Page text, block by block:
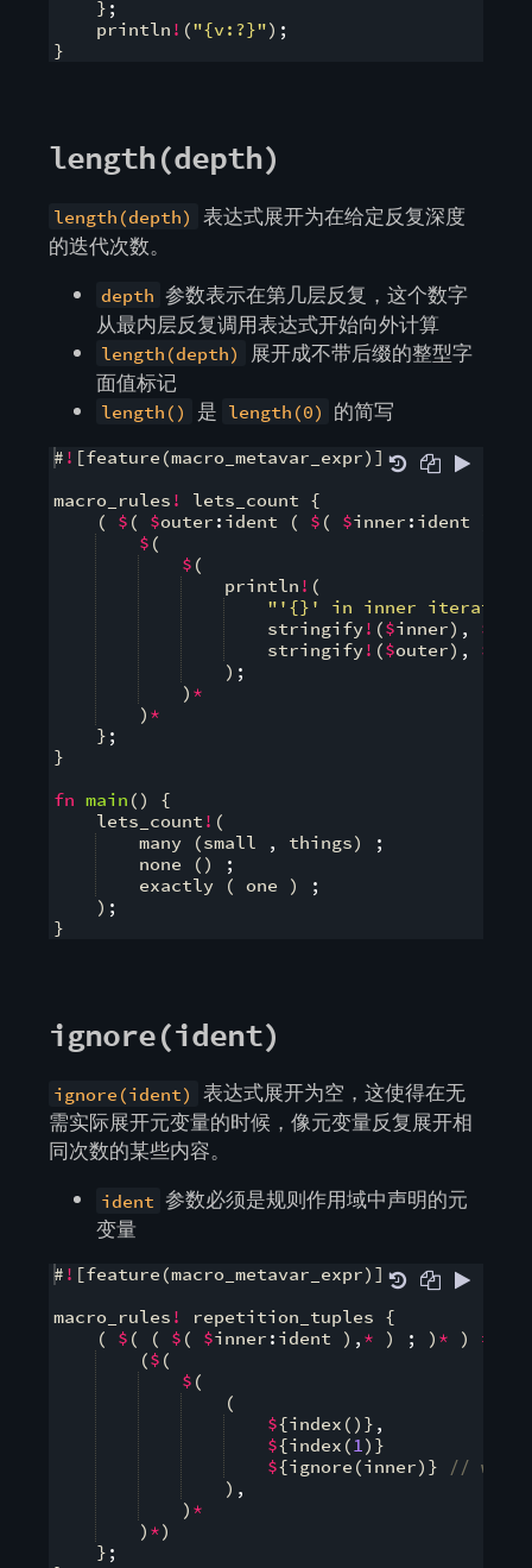
} ;
    println
! ("{v:?}") ;
}
length(depth)
length(depth)
表达式展开为在给定反复深度
的迭代次数。
depth 参数表示在第几层反复，这个数字
从最内层反复调用表达式开始向外计算
length(depth)
展开成不带后缀的整型字
面值标记
length() 是 length(0) 的简写
# ! [feature (macro_metavar_expr)]
macro_rules ! lets_count {
(
$ ( $outer : ident ( $ ( $inner : ident
$ (
$ (
    println
! (
"'{}' in inner
    stringify
! ($inner) , $
    stringify
! ($outer) , $
) ;
) *
) *
} ;
}
fn main ( )
{
    lets_count
! (
    many
(small , things)
;
    none
( )
;
    exactly
( one )
;
) ;
}
ignore(ident)
ignore(ident)
表达式展开为空，这使得在无
需实际展开元变量的时候，像元变量反复展开相
同次数的某些内容。
ident 参数必须是规则作用域中声明的元
变量
# ! [feature (macro_metavar_expr)]
macro_rules ! repetition_tuples {
(
$ ( ( $ ( $inner : ident ) , * ) ; ) * ) =>
($ (
$ (
(
${index ( )} ,
${index (1)}
${ignore (inner)}
//
) ,
) *
) *)
} ;